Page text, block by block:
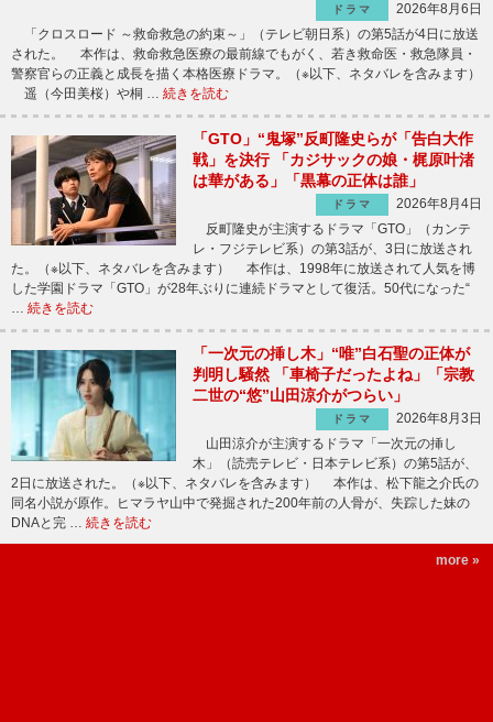
ドラマ
2026年8月6日
「クロスロード ～救命救急の約束～」（テレビ朝日系）の第5話が4日に放送
された。 本作は、救命救急医療の最前線でもがく、若き救命医・救急隊員・
警察官らの正義と成長を描く本格医療ドラマ。（※以下、ネタバレを含みます）
遥（今田美桜）や桐 … 続きを読む
「GTO」“鬼塚”反町隆史らが「告白大作
戦」を決行 「カジサックの娘・梶原叶渚
は華がある」「黒幕の正体は誰」
ドラマ
2026年8月4日
反町隆史が主演するドラマ「GTO」（カンテ
レ・フジテレビ系）の第3話が、3日に放送され
た。（※以下、ネタバレを含みます） 本作は、1998年に放送されて人気を博
した学園ドラマ「GTO」が28年ぶりに連続ドラマとして復活。50代になった“
… 続きを読む
「一次元の挿し木」“唯”白石聖の正体が
判明し騒然 「車椅子だったよね」「宗教
二世の“悠”山田涼介がつらい」
ドラマ
2026年8月3日
山田涼介が主演するドラマ「一次元の挿し
木」（読売テレビ・日本テレビ系）の第5話が、
2日に放送された。（※以下、ネタバレを含みます） 本作は、松下龍之介氏の
同名小説が原作。ヒマラヤ山中で発掘された200年前の人骨が、失踪した妹の
DNAと完 … 続きを読む
more »